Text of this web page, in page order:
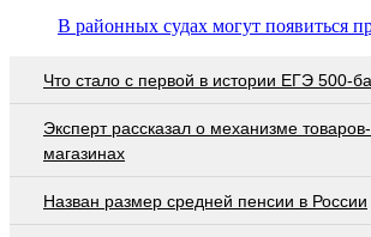
В районных судах могут появиться
Что стало с первой в истории ЕГЭ 500-
Эксперт рассказал о механизме
магазинах
Назван размер средней пенсии в России